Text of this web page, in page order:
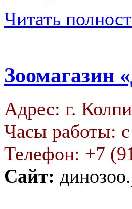
Читать
Зоомагазин
Адрес: г.
Часы работы:
Телефон: +7
Сайт: